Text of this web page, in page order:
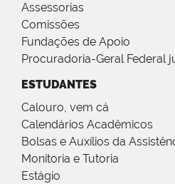
Assessorias
Comissões
Fundações de Apoio
Procuradoria-Geral Federal
ESTUDANTES
Calouro, vem cá
Calendários Acadêmicos
Bolsas e Auxílios da
Monitoria e Tutoria
Estágio